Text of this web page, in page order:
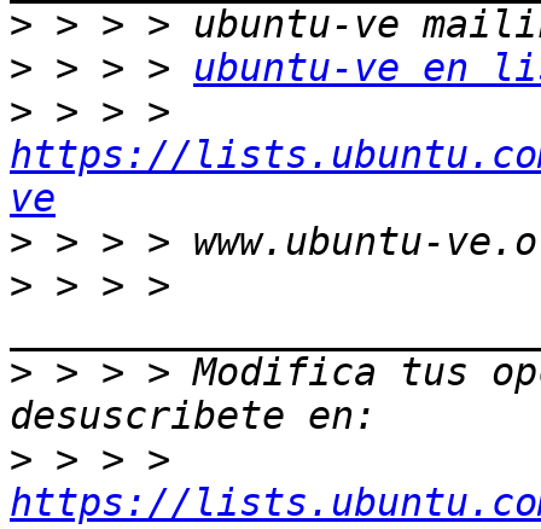
>
> > > > ubuntu-ve en
>
https://
ve
>
> > > >
> > > > Modifica tus
>
https://